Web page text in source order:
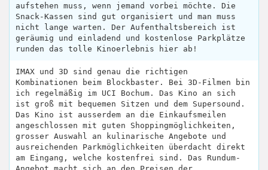
aufstehen muss, wenn jemand vorbei möchte. Die
Snack-Kassen sind gut organisiert und man muss
nicht lange warten. Der Aufenthaltsbereich ist
geräumig und einladend und kostenlose Parkplätze
runden das tolle Kinoerlebnis hier ab!
IMAX und 3D sind genau die richtigen
Kombinationen beim Blockbaster. Bei 3D-Filmen bin
ich regelmäßig im UCI Bochum. Das Kino an sich
ist groß mit bequemen Sitzen und dem Supersound.
Das Kino ist ausserdem an die Einkaufsmeilen
angeschlossen mit guten Shoppingmöglichkeiten,
grosser Auswahl an kulinarische Angebote und
ausreichenden Parkmöglichkeiten überdacht direkt
am Eingang, welche kostenfrei sind. Das Rundum-